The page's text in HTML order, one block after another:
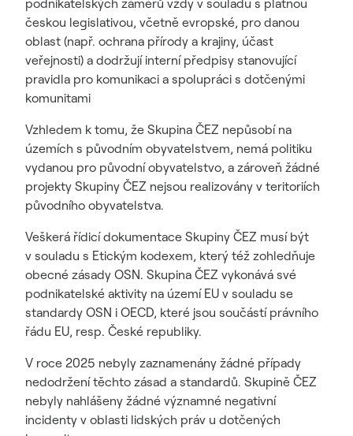
podnikatelských záměrů vždy v souladu s platnou
českou legislativou, včetně evropské, pro danou
oblast (např. ochrana přírody a krajiny, účast
veřejnosti) a dodržují interní předpisy stanovující
pravidla pro komunikaci a spolupráci s dotčenými
komunitami
Vzhledem k tomu, že Skupina ČEZ nepůsobí na
územích s původním obyvatelstvem, nemá politiku
vydanou pro původní obyvatelstvo, a zároveň žádné
projekty Skupiny ČEZ nejsou realizovány v teritoriích
původního obyvatelstva.
Veškerá řídicí dokumentace Skupiny ČEZ musí být
v souladu s Etickým kodexem, který též zohledňuje
obecné zásady OSN. Skupina ČEZ vykonává své
podnikatelské aktivity na území EU v souladu se
standardy OSN i OECD, které jsou součástí právního
řádu EU, resp. České republiky.
V roce 2025 nebyly zaznamenány žádné případy
nedodržení těchto zásad a standardů. Skupině ČEZ
nebyly nahlášeny žádné významné negativní
incidenty v oblasti lidských práv u dotčených